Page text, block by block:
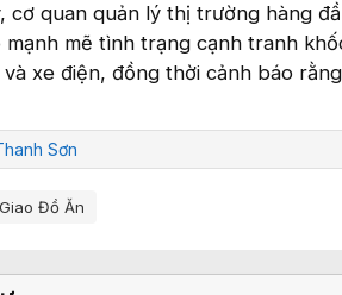
cơ quan quản lý thị trường hàng
mẽ tình trạng cạnh tranh
xe điện, đồng thời cảnh báo
Sơn
Đồ Ăn